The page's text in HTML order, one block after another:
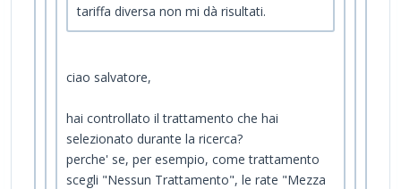
tariffa diversa non mi dà risultati.
ciao salvatore,
hai controllato il trattamento che hai
selezionato durante la ricerca?
perche' se, per esempio, come trattamento
scegli "Nessun Trattamento", le rate "Mezza